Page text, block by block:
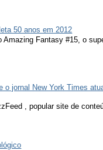
50 anos em 2012
Amazing Fantasy #15, o
o jornal New York Times
, popular site de